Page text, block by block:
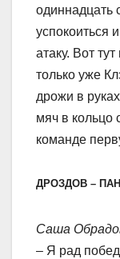
одиннадцать
успокоиться
атаку. Вот
только уже
дрожи в
мяч в кольцо
команде
ДРОЗДОВ –
Саша
– Я рад